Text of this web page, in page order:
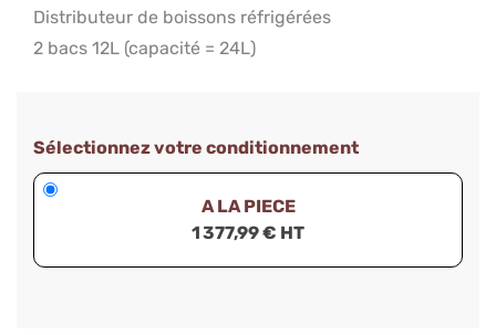
Distributeur de boissons réfrigérées
2 bacs 12L (capacité = 24L)
Sélectionnez votre conditionnement
A LA PIECE
1 377,99 € HT